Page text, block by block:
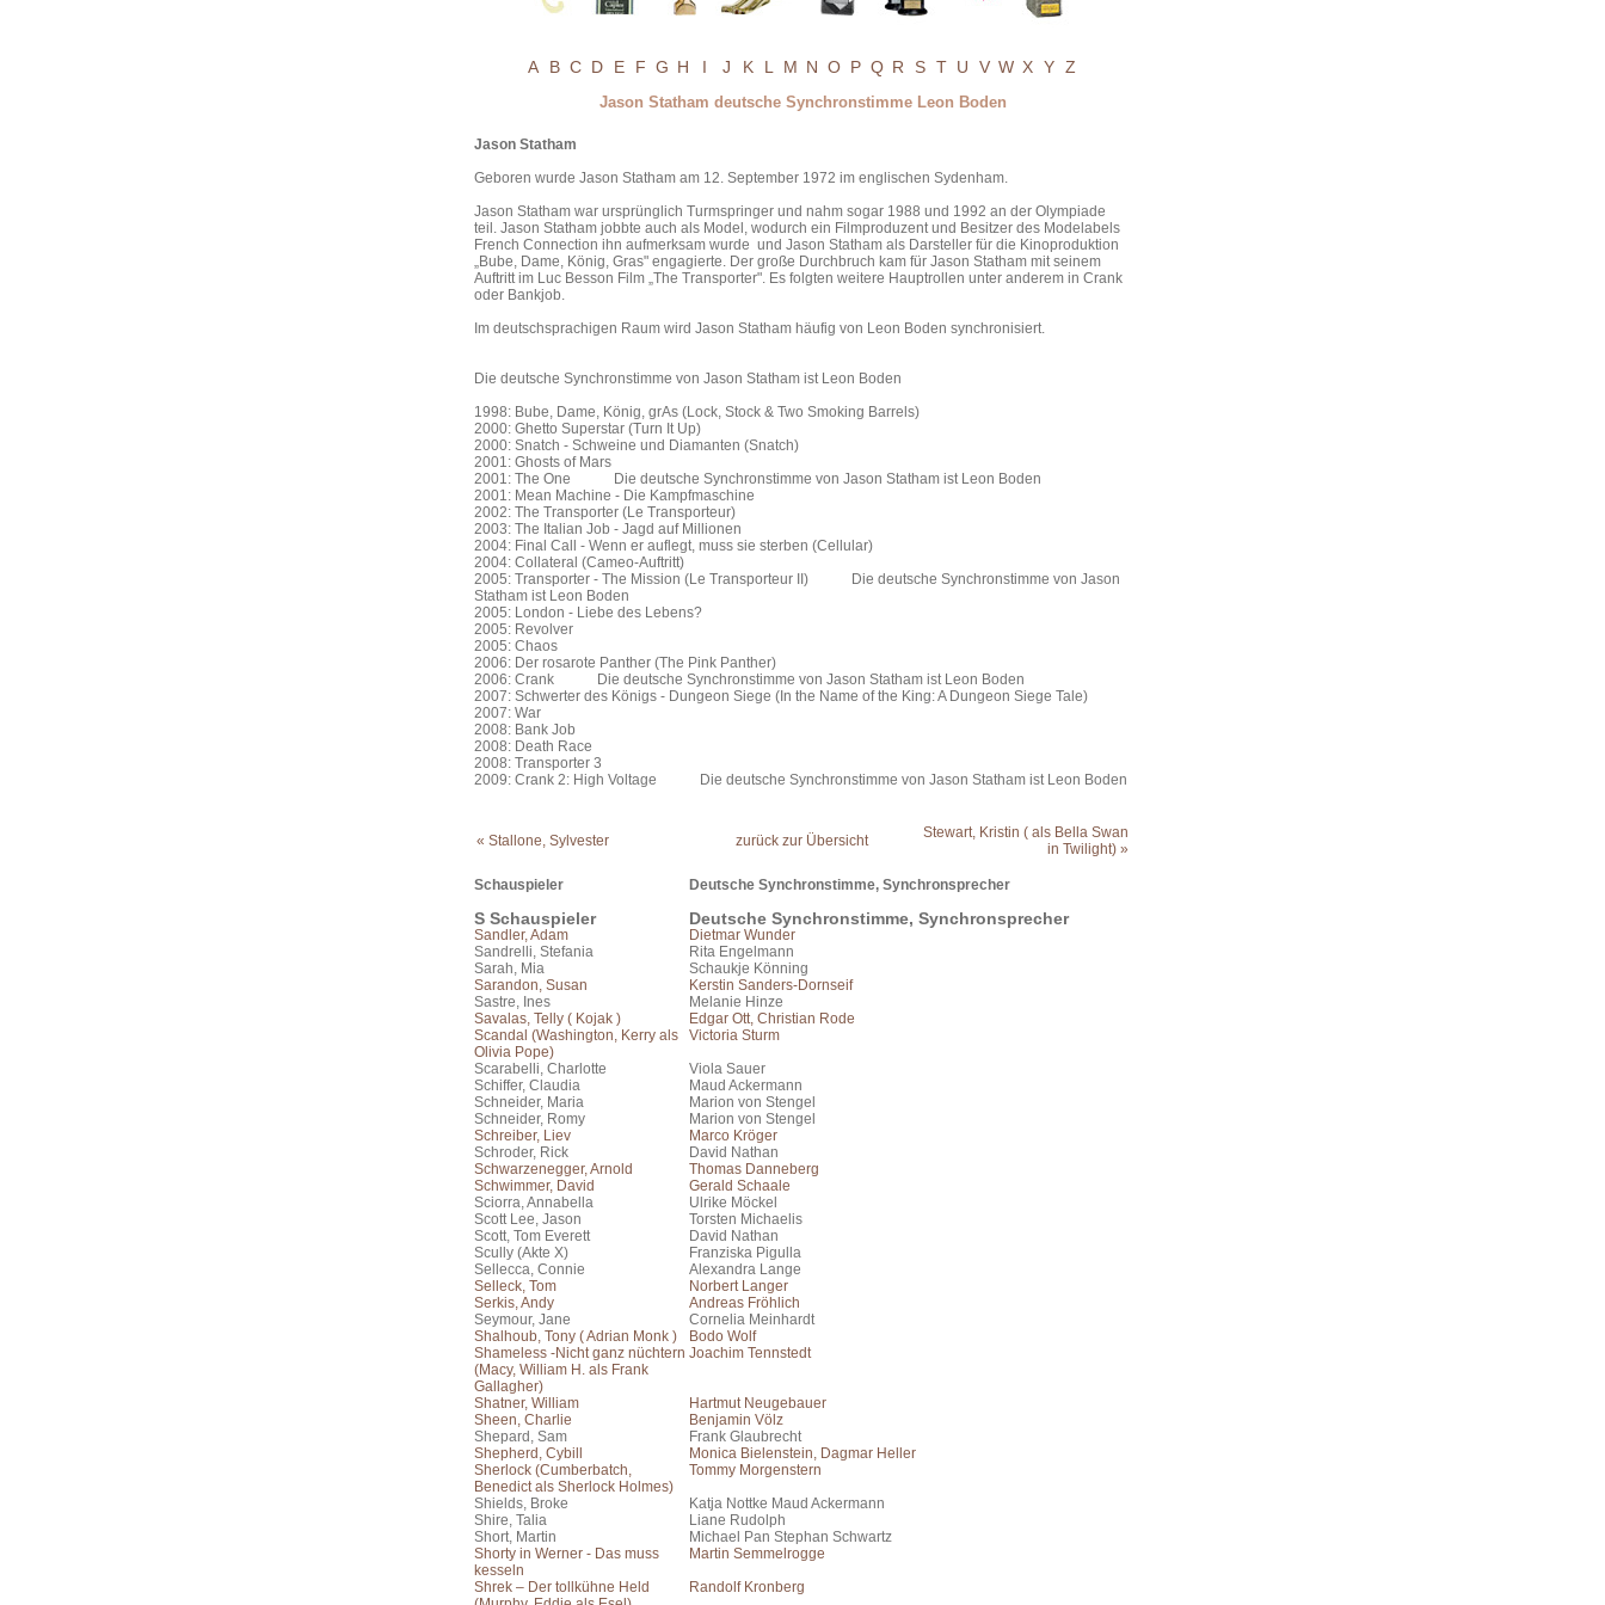
A B C D E F G H I J K L M N O P Q R S T U V W X Y Z
Jason Statham deutsche Synchronstimme Leon Boden
Jason Statham
Geboren wurde Jason Statham am 12. September 1972 im englischen Sydenham.
Jason Statham war ursprünglich Turmspringer und nahm sogar 1988 und 1992 an der Olympiade
teil. Jason Statham jobbte auch als Model, wodurch ein Filmproduzent und Besitzer des Modelabels
French Connection ihn aufmerksam wurde und Jason Statham als Darsteller für die Kinoproduktion
„Bube, Dame, König, Gras" engagierte. Der große Durchbruch kam für Jason Statham mit seinem
Auftritt im Luc Besson Film „The Transporter". Es folgten weitere Hauptrollen unter anderem in Crank
oder Bankjob.
Im deutschsprachigen Raum wird Jason Statham häufig von Leon Boden synchronisiert.
Die deutsche Synchronstimme von Jason Statham ist Leon Boden
1998: Bube, Dame, König, grAs (Lock, Stock & Two Smoking Barrels)
2000: Ghetto Superstar (Turn It Up)
2000: Snatch - Schweine und Diamanten (Snatch)
2001: Ghosts of Mars
2001: The One Die deutsche Synchronstimme von Jason Statham ist Leon Boden
2001: Mean Machine - Die Kampfmaschine
2002: The Transporter (Le Transporteur)
2003: The Italian Job - Jagd auf Millionen
2004: Final Call - Wenn er auflegt, muss sie sterben (Cellular)
2004: Collateral (Cameo-Auftritt)
2005: Transporter - The Mission (Le Transporteur II) Die deutsche Synchronstimme von Jason
Statham ist Leon Boden
2005: London - Liebe des Lebens?
2005: Revolver
2005: Chaos
2006: Der rosarote Panther (The Pink Panther)
2006: Crank Die deutsche Synchronstimme von Jason Statham ist Leon Boden
2007: Schwerter des Königs - Dungeon Siege (In the Name of the King: A Dungeon Siege Tale)
2007: War
2008: Bank Job
2008: Death Race
2008: Transporter 3
2009: Crank 2: High Voltage Die deutsche Synchronstimme von Jason Statham ist Leon Boden
« Stallone, Sylvester zurück zur Übersicht
Stewart, Kristin ( als Bella Swan
in Twilight) »
Schauspieler Deutsche Synchronstimme, Synchronsprecher
S Schauspieler Deutsche Synchronstimme, Synchronsprecher
Sandler, Adam
Dietmar Wunder
Sandrelli, Stefania
Rita Engelmann
Sarah, Mia
Schaukje Könning
Sarandon, Susan
Kerstin Sanders-Dornseif
Sastre, Ines
Melanie Hinze
Savalas, Telly ( Kojak )
Edgar Ott, Christian Rode
Scandal (Washington, Kerry als
Olivia Pope)
Victoria Sturm
Scarabelli, Charlotte
Viola Sauer
Schiffer, Claudia
Maud Ackermann
Schneider, Maria
Marion von Stengel
Schneider, Romy
Marion von Stengel
Schreiber, Liev
Marco Kröger
Schroder, Rick
David Nathan
Schwarzenegger, Arnold
Thomas Danneberg
Schwimmer, David
Gerald Schaale
Sciorra, Annabella
Ulrike Möckel
Scott Lee, Jason
Torsten Michaelis
Scott, Tom Everett
David Nathan
Scully (Akte X)
Franziska Pigulla
Sellecca, Connie
Alexandra Lange
Selleck, Tom
Norbert Langer
Serkis, Andy
Andreas Fröhlich
Seymour, Jane
Cornelia Meinhardt
Shalhoub, Tony ( Adrian Monk )
Bodo Wolf
Shameless -Nicht ganz nüchtern
(Macy, William H. als Frank
Gallagher)
Joachim Tennstedt
Shatner, William
Hartmut Neugebauer
Sheen, Charlie
Benjamin Völz
Shepard, Sam
Frank Glaubrecht
Shepherd, Cybill
Monica Bielenstein, Dagmar Heller
Sherlock (Cumberbatch,
Benedict als Sherlock Holmes)
Tommy Morgenstern
Shields, Broke
Katja Nottke Maud Ackermann
Shire, Talia
Liane Rudolph
Short, Martin
Michael Pan Stephan Schwartz
Shorty in Werner - Das muss
kesseln
Martin Semmelrogge
Shrek – Der tollkühne Held
Randolf Kronberg